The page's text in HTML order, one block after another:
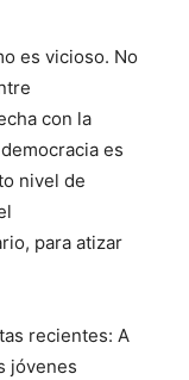
es vicioso. No
con la
es
nivel de
para atizar
recientes: A
jóvenes